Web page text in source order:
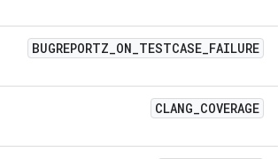
BUGREPORTZ_ON_TESTCASE_FAILURE
CLANG_COVERAGE